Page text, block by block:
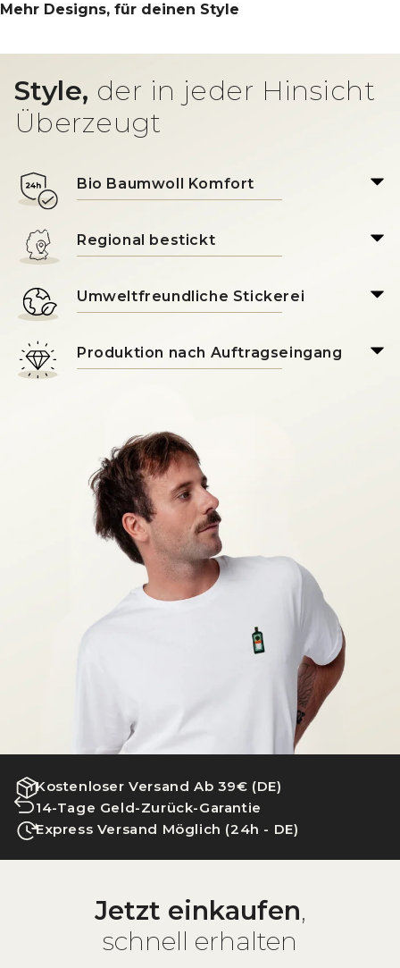
Mehr Designs, für deinen Style
Style, der in jeder Hinsicht
Überzeugt
Bio Baumwoll Komfort
Regional bestickt
Umweltfreundliche Stickerei
Produktion nach Auftragseingang
Kostenloser Versand Ab 39€ (DE)
14-Tage Geld-Zurück-Garantie
Express Versand Möglich (24h - DE)
Jetzt einkaufen,
schnell erhalten